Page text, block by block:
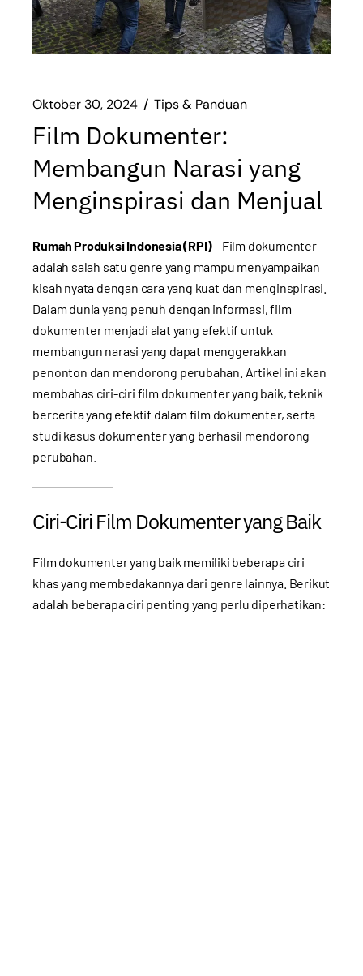
Oktober 30, 2024 Tips & Panduan
Film Dokumenter:
Membangun Narasi yang
Menginspirasi dan Menjual
Rumah Produksi Indonesia (RPI)– Film dokumenter
adalah salah satu genre yang mampu menyampaikan
kisah nyata dengan cara yang kuat dan menginspirasi.
Dalam dunia yang penuh dengan informasi, film
dokumenter menjadi alat yang efektif untuk
membangun narasi yang dapat menggerakkan
penonton dan mendorong perubahan. Artikel ini akan
membahas ciri-ciri film dokumenter yang baik, teknik
bercerita yang efektif dalam film dokumenter, serta
studi kasus dokumenter yang berhasil mendorong
perubahan.
Ciri-Ciri Film Dokumenter yang Baik
Film dokumenter yang baik memiliki beberapa ciri
khas yang membedakannya dari genre lainnya. Berikut
adalah beberapa ciri penting yang perlu diperhatikan: